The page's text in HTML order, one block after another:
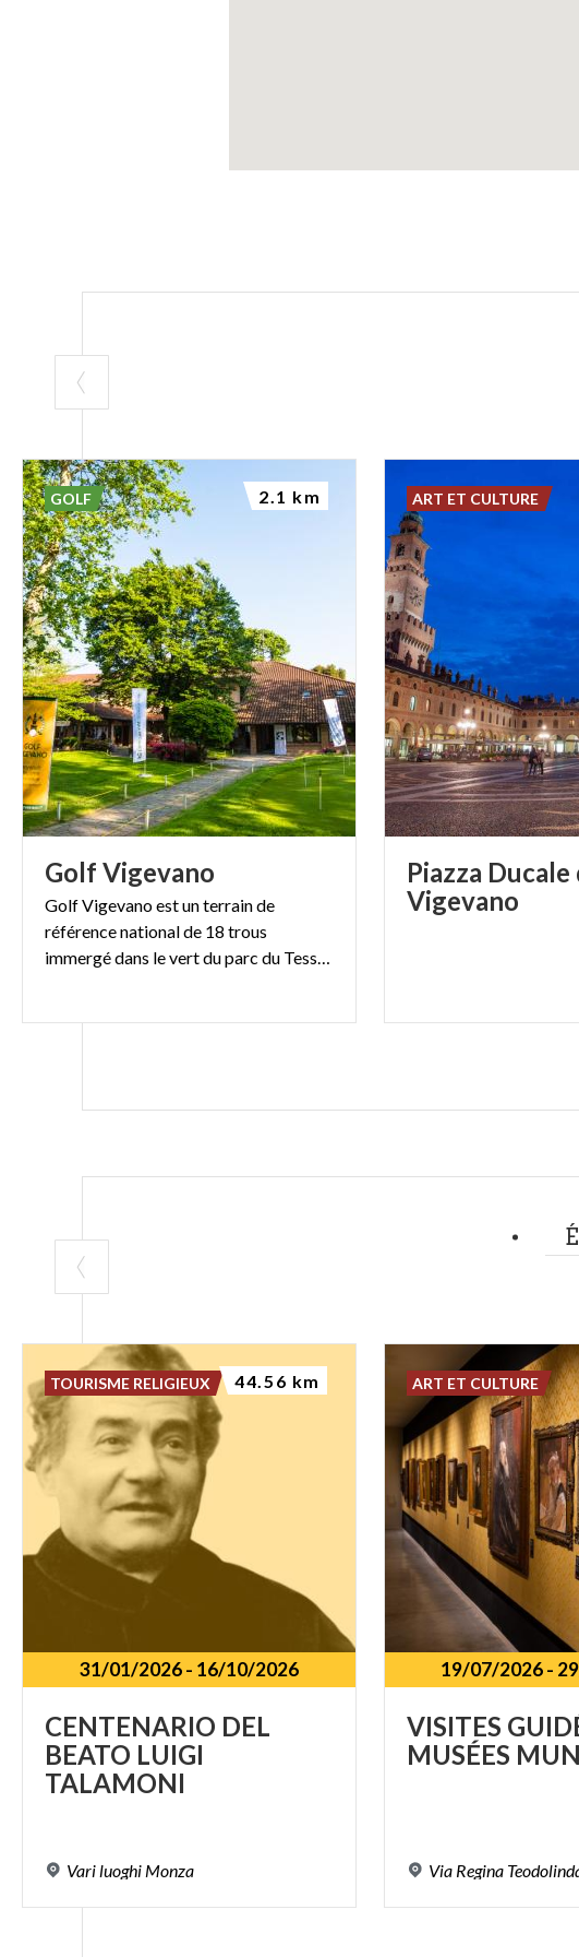
Golf Vigevano
Golf Vigevano est un terrain de
référence national de 18 trous
immergé dans le vert du parc du Tessin à la périphérie de Milan.
GOLF 2.1 km
Piazza Ducale
Vigevano
ART ET CULTURE
31/01/2026- 16/10/2026
CENTENARIO DEL
BEATO LUIGI
TALAMONI
Variluoghi Monza
TOURISME RELIGIEUX 44.56 km
19/07/2026-
VISITES
MUSÉES
Via Regina
ART ET CULTURE